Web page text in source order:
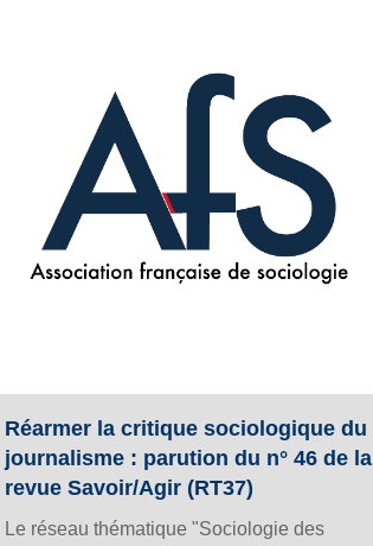
Réarmer la critique sociologique du
journalisme : parution du n° 46 de la
revue Savoir/Agir (RT37)
Le réseau thématique "Sociologie des